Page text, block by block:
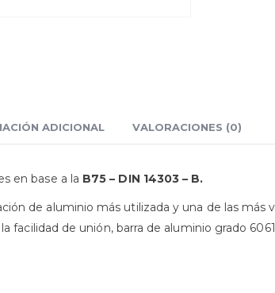
ADICIONAL VALORACIONES (0)
en base a la B75 – DIN 14303 – B.
de aluminio más utilizada y una de las más
facilidad de unión, barra de aluminio grado